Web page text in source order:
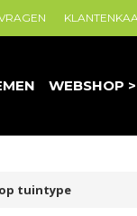
WEBSHOP >
tuintype